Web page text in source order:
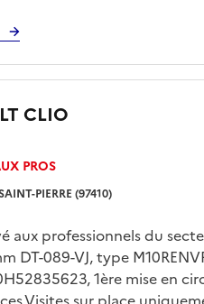
Enlèvement sur plateau
CLIO
PROS
PIERRE (97410)
aux professionnels du
DT-089-VJ, type
1ère mise en